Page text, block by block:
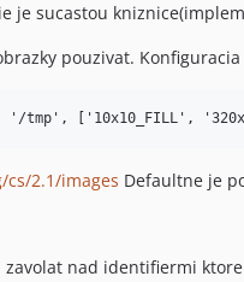
je sucastou
pouzivat.
2.1/images Defaultne je
zavolat nad identifiermi